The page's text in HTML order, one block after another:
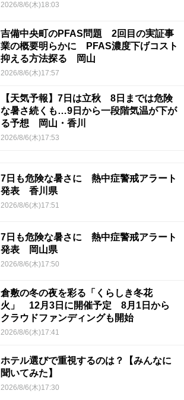
2026/8/6(木)18:03
吉備中央町のPFAS問題 2回目の実証事
業の概要明らかに PFAS濃度下げコスト
抑える方法探る 岡山
2026/8/6(木)17:57
【天気予報】7日は立秋 8日までは危険
な暑さ続くも…9日から一段階気温が下が
る予想 岡山・香川
2026/8/6(木)17:53
7日も危険な暑さに 熱中症警戒アラート
発表 香川県
2026/8/6(木)17:51
7日も危険な暑さに 熱中症警戒アラート
発表 岡山県
2026/8/6(木)17:50
倉敷の冬の夜を彩る「くらしき冬花
火」 12月3日に開催予定 8月1日から
クラウドファンディングも開始
2026/8/6(木)17:41
ホテル選びで重視するのは？【みんなに
聞いてみた】
2026/8/6(木)17:30